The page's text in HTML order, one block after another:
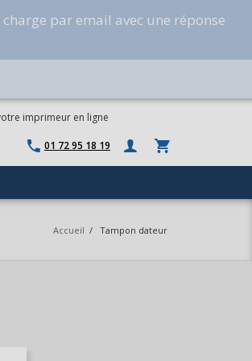
par email avec une réponse
imprimeur en ligne
01 72 95 18 19
Accueil / Tampon dateur